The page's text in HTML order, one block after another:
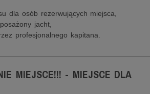
dla osób rezerwujących miejsca,
jacht,
profesjonalnego kapitana.
MIEJSCE!!! - MIEJSCE DLA